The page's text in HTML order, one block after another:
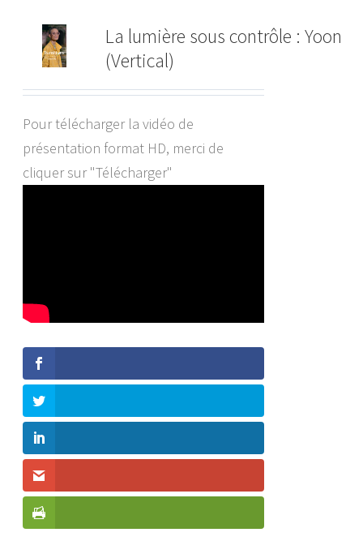
La lumière sous contrôle : Yoon
(Vertical)
Pour télécharger la vidéo de
présentation format HD, merci de
cliquer sur "Télécharger"